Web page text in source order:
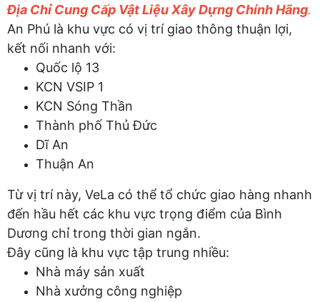
Địa Chỉ Cung Cấp Vật Liệu Xây Dựng Chính Hãng.
An Phú là khu vực có vị trí giao thông thuận lợi,
kết nối nhanh với:
Quốc lộ 13
KCN VSIP 1
KCN Sóng Thần
Thành phố Thủ Đức
Dĩ An
Thuận An
Từ vị trí này, VeLa có thể tổ chức giao hàng nhanh
đến hầu hết các khu vực trọng điểm của Bình
Dương chỉ trong thời gian ngắn.
Đây cũng là khu vực tập trung nhiều:
Nhà máy sản xuất
Nhà xưởng công nghiệp